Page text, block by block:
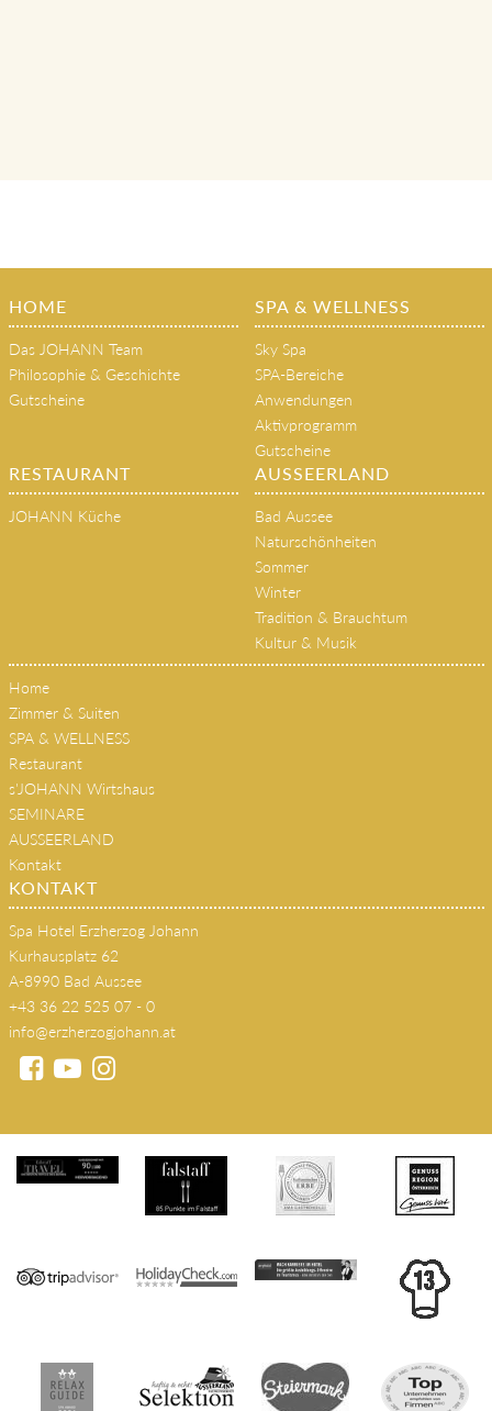
HOME
Das JOHANN Team
Philosophie & Geschichte
Gutscheine
SPA & WELLNESS
Sky Spa
SPA-Bereiche
Anwendungen
Aktivprogramm
Gutscheine
RESTAURANT
JOHANN Küche
AUSSEERLAND
Bad Aussee
Naturschönheiten
Sommer
Winter
Tradition & Brauchtum
Kultur & Musik
Home
Zimmer & Suiten
SPA & WELLNESS
Restaurant
s'JOHANN Wirtshaus
SEMINARE
AUSSEERLAND
Kontakt
KONTAKT
Spa Hotel Erzherzog Johann
Kurhausplatz 62
A-8990 Bad Aussee
+43 36 22 525 07 - 0
info@erzherzogjohann.at